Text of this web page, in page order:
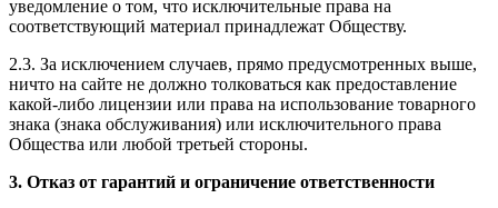
уведомление о том, что исключительные права на
соответствующий материал принадлежат Обществу.
2.3. За исключением случаев, прямо предусмотренных выше,
ничто на сайте не должно толковаться как предоставление
какой-либо лицензии или права на использование товарного
знака (знака обслуживания) или исключительного права
Общества или любой третьей стороны.
3. Отказ от гарантий и ограничение ответственности